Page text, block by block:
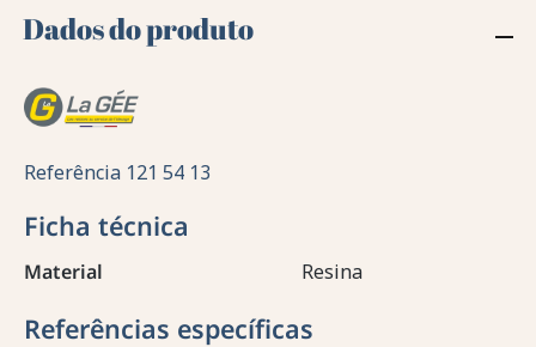
Dados do produto
Referência 121 54 13
Ficha técnica
Material Resina
Referências específicas